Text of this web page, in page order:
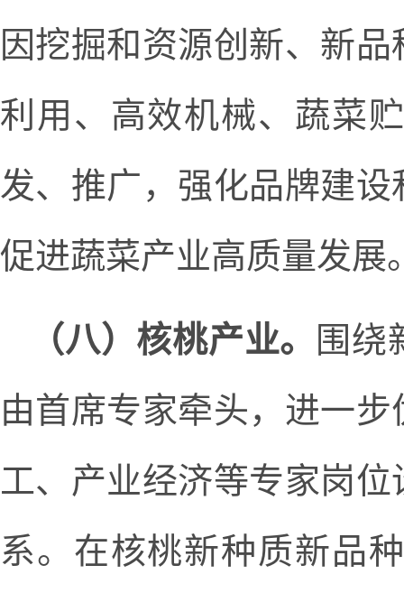
因挖掘和资源创新、新
利用、高效机械、蔬菜
发、推广，强化品牌建
促进蔬菜产业高质量发展
（八）核桃产业。
围绕
由首席专家牵头，进一
工、产业经济等专家岗
系。在核桃新种质新品